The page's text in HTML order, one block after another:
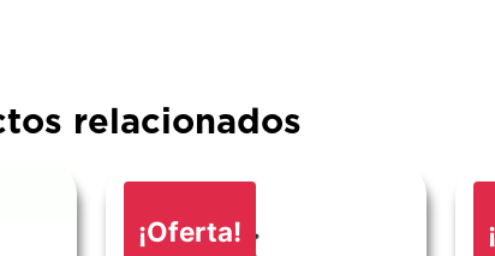
relacionados
¡Oferta!